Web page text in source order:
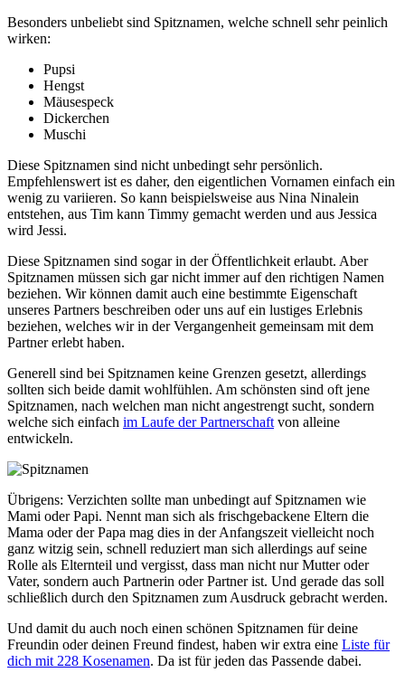
Besonders unbeliebt sind Spitznamen, welche schnell sehr peinlich
wirken:
Pupsi
Hengst
Mäusespeck
Dickerchen
Muschi
Diese Spitznamen sind nicht unbedingt sehr persönlich.
Empfehlenswert ist es daher, den eigentlichen Vornamen einfach ein
wenig zu variieren. So kann beispielsweise aus Nina Ninalein
entstehen, aus Tim kann Timmy gemacht werden und aus Jessica
wird Jessi.
Diese Spitznamen sind sogar in der Öffentlichkeit erlaubt. Aber
Spitznamen müssen sich gar nicht immer auf den richtigen Namen
beziehen. Wir können damit auch eine bestimmte Eigenschaft
unseres Partners beschreiben oder uns auf ein lustiges Erlebnis
beziehen, welches wir in der Vergangenheit gemeinsam mit dem
Partner erlebt haben.
Generell sind bei Spitznamen keine Grenzen gesetzt, allerdings
sollten sich beide damit wohlfühlen. Am schönsten sind oft jene
Spitznamen, nach welchen man nicht angestrengt sucht, sondern
welche sich einfach im Laufe der Partnerschaft von alleine
entwickeln.
Übrigens: Verzichten sollte man unbedingt auf Spitznamen wie
Mami oder Papi. Nennt man sich als frischgebackene Eltern die
Mama oder der Papa mag dies in der Anfangszeit vielleicht noch
ganz witzig sein, schnell reduziert man sich allerdings auf seine
Rolle als Elternteil und vergisst, dass man nicht nur Mutter oder
Vater, sondern auch Partnerin oder Partner ist. Und gerade das soll
schließlich durch den Spitznamen zum Ausdruck gebracht werden.
Und damit du auch noch einen schönen Spitznamen für deine
Freundin oder deinen Freund findest, haben wir extra eine Liste für
dich mit 228 Kosenamen. Da ist für jeden das Passende dabei.